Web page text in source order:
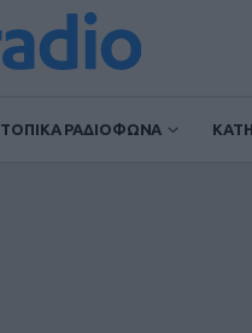
ΤΟΠΙΚΑ ΡΑΔΙΟΦΩΝΑ